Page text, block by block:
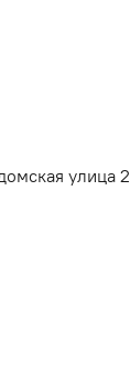
улица 2